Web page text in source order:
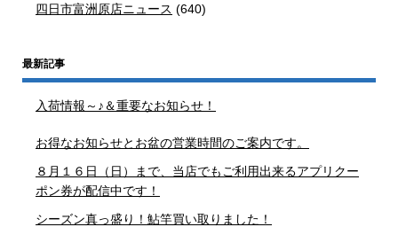
四日市富洲原店ニュース (640)
最新記事
入荷情報～♪＆重要なお知らせ！
お得なお知らせとお盆の営業時間のご案内です。
８月１６日（日）まで、当店でもご利用出来るアプリクー
ポン券が配信中です！
シーズン真っ盛り！鮎竿買い取りました！